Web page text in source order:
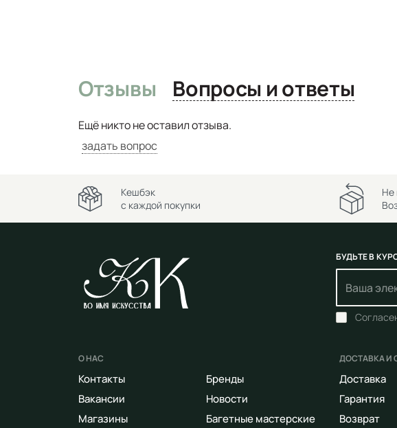
Отзывы Вопросы и ответы
Ещё никто не оставил отзыва.
задать вопрос
Кешбэк
с каждой покупки
Не
БУДЬТЕ В
О НАС
Контакты
Вакансии
Магазины
Бренды
Новости
Багетные мастерские
ДОСТАВКА И
Доставка
Гарантия
Возврат